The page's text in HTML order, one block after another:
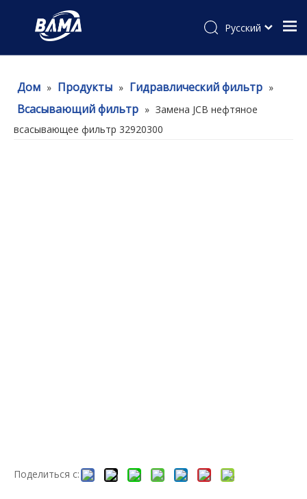
Pусский
Дом » Продукты » Гидравлический фильтр »
Всасывающий фильтр » Замена JCB нефтяное
всасывающее фильтр 32920300
Поделиться с: